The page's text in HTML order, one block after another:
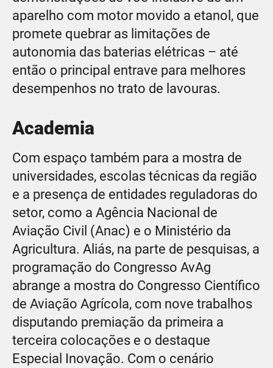
aparelho com motor movido a etanol, que
promete quebrar as limitações de
autonomia das baterias elétricas – até
então o principal entrave para melhores
desempenhos no trato de lavouras.
Academia
Com espaço também para a mostra de
universidades, escolas técnicas da região
e a presença de entidades reguladoras do
setor, como a Agência Nacional de
Aviação Civil (Anac) e o Ministério da
Agricultura. Aliás, na parte de pesquisas, a
programação do Congresso AvAg
abrange a mostra do Congresso Científico
de Aviação Agrícola, com nove trabalhos
disputando premiação da primeira a
terceira colocações e o destaque
Especial Inovação. Com o cenário